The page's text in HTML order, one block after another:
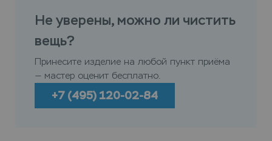
Не уверены, можно ли чистить
вещь?
Принесите изделие на любой пункт приёма
— мастер оценит бесплатно.
+7 (495) 120-02-84